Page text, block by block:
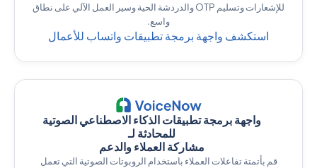
للإشعارات وتسليم OTP والدردشة الحية وسير العمل الآلي على نطاق
واسع.
استكشف واجهة برمجة تطبيقات واتساب للأعمال
واجهة برمجة تطبيقات الذكاء الاصطناعي الصوتية
للمحادثة لـ
مشاركة العملاء والدعم
قم بأتمتة تفاعلات العملاء باستخدام الروبوتات الصوتية التي تعمل